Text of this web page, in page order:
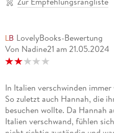
LovelyBooks-Bewertung
Von Nadine21 am 21.05.2024
In Italien verschwinden
So zuletzt auch Hannah, die
besuchen wollte. Da Hannah
Italien verschwand, fühlen
nicht richtig zuständig und